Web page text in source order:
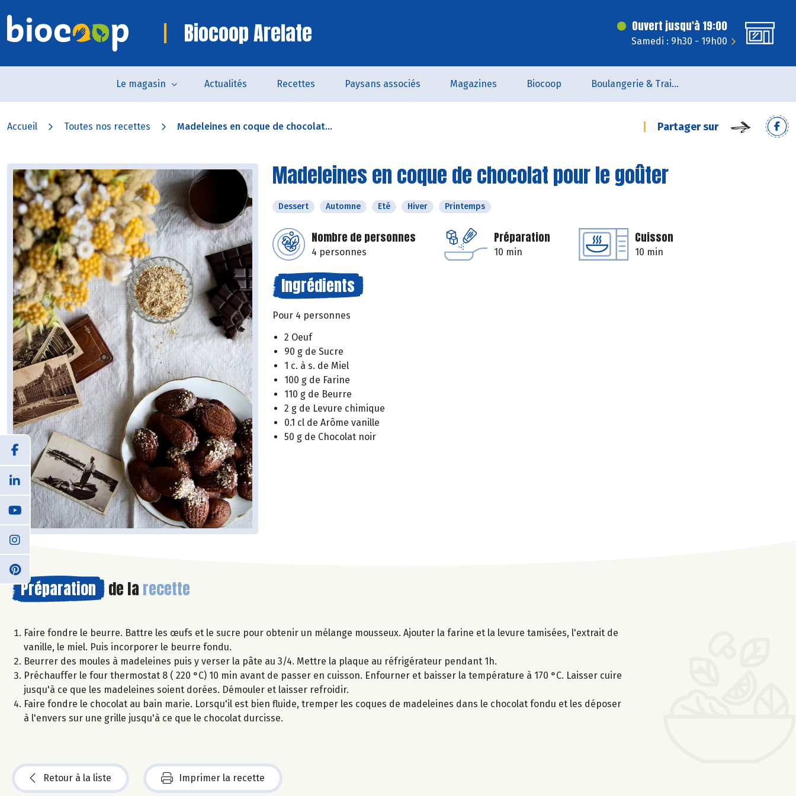
Biocoop Arelate Ouvert jusqu'à 19:00
Samedi : 9h30 - 19h00
Le magasin Actualités Recettes Paysans associés Magazines Biocoop Boulangerie & Traiteur
Accueil Toutes nos recettes Madeleines en coque de chocolat... Partager sur
Madeleines en coque de chocolat pour le goûter
Dessert Automne Eté Hiver Printemps
Nombre de personnes
4 personnes
Préparation
10 min
Cuisson
10 min
Ingrédients
Pour 4 personnes
2 Oeuf
90 g de Sucre
1 c. à s. de Miel
100 g de Farine
110 g de Beurre
2 g de Levure chimique
0.1 cl de Arôme vanille
50 g de Chocolat noir
Préparation de la recette
Faire fondre le beurre. Battre les œufs et le sucre pour obtenir un mélange mousseux. Ajouter la farine et la levure tamisées, l'extrait de
vanille, le miel. Puis incorporer le beurre fondu.
Beurrer des moules à madeleines puis y verser la pâte au 3/4. Mettre la plaque au réfrigérateur pendant 1h.
Préchauffer le four thermostat 8 ( 220 °C) 10 min avant de passer en cuisson. Enfourner et baisser la température à 170 °C. Laisser cuire
jusqu'à ce que les madeleines soient dorées. Démouler et laisser refroidir.
Faire fondre le chocolat au bain marie. Lorsqu'il est bien fluide, tremper les coques de madeleines dans le chocolat fondu et les déposer
à l'envers sur une grille jusqu'à ce que le chocolat durcisse.
Retour à la liste Imprimer la recette